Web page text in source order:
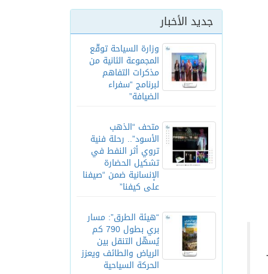
جديد الأخبار
وزارة السياحة توقّع
المجموعة الثانية من
مذكرات التفاهم
لبرنامج “سفراء
الضيافة”
متحف “الذهب
الأسود”.. رحلة فنية
تروي أثر النفط في
تشكيل الحضارة
الإنسانية ضمن “صيفنا
على كيفنا”
“هيئة الطرق”: مسار
بري بطول 790 كم
يُسهّل التنقل بين
الرياض والطائف ويعزز
الحركة السياحية